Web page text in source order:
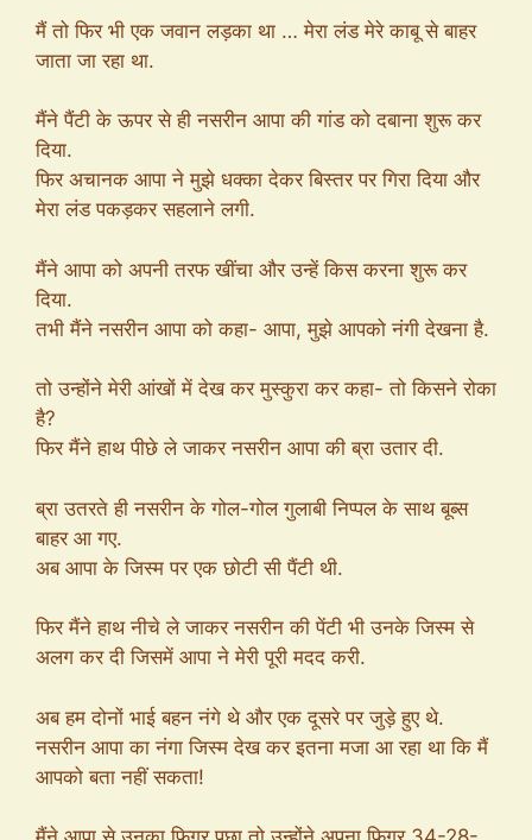
मैं तो फिर भी एक जवान लड़का था … मेरा लंड मेरे काबू से बाहर
जाता जा रहा था.
मैंने पैंटी के ऊपर से ही नसरीन आपा की गांड को दबाना शुरू कर
दिया.
फिर अचानक आपा ने मुझे धक्का देकर बिस्तर पर गिरा दिया और
मेरा लंड पकड़कर सहलाने लगी.
मैंने आपा को अपनी तरफ खींचा और उन्हें किस करना शुरू कर
दिया.
तभी मैंने नसरीन आपा को कहा- आपा, मुझे आपको नंगी देखना है.
तो उन्होंने मेरी आंखों में देख कर मुस्कुरा कर कहा- तो किसने रोका
है?
फिर मैंने हाथ पीछे ले जाकर नसरीन आपा की ब्रा उतार दी.
ब्रा उतरते ही नसरीन के गोल-गोल गुलाबी निप्पल के साथ बूब्स
बाहर आ गए.
अब आपा के जिस्म पर एक छोटी सी पैंटी थी.
फिर मैंने हाथ नीचे ले जाकर नसरीन की पेंटी भी उनके जिस्म से
अलग कर दी जिसमें आपा ने मेरी पूरी मदद करी.
अब हम दोनों भाई बहन नंगे थे और एक दूसरे पर जुड़े हुए थे.
नसरीन आपा का नंगा जिस्म देख कर इतना मजा आ रहा था कि मैं
आपको बता नहीं सकता!